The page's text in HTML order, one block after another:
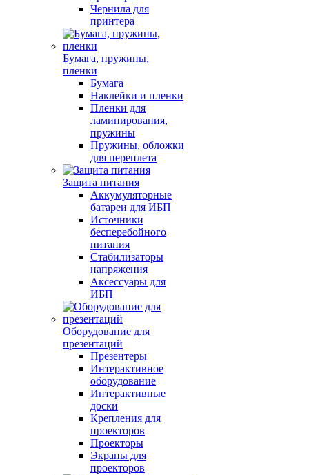
Чернила для
принтера
Бумага, пружины,
пленки
Бумага
Наклейки и пленки
Пленки для
ламинирования,
пружины
Пружины, обложки
для переплета
Защита питания
Аккумуляторные
батареи для ИБП
Источники
бесперебойного
питания
Стабилизаторы
напряжения
Аксессуары для
ИБП
Оборудование для
презентаций
Презентеры
Интерактивное
оборудование
Интерактивные
доски
Крепления для
проекторов
Проекторы
Экраны для
проекторов